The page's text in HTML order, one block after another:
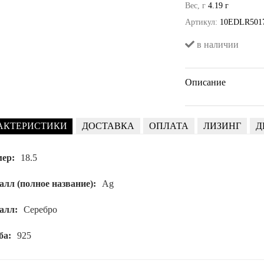
Вес, г 4.19 г
Артикул:
в наличии
Описание
ДОСТАВКА ОПЛАТА ЛИЗИНГ
18.5
(полное название): Ag
Серебро
925